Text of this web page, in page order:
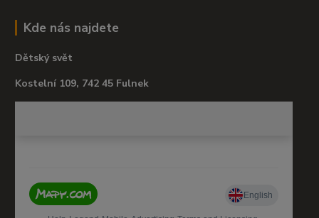
Kde nás najdete
Dětský svět
Kostelní 109, 742 45 Fulnek